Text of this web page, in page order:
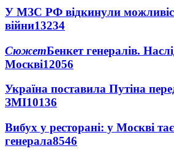
У МЗС РФ відкинули
війни13234
СюжетБенкет генералів.
Москві12056
Україна поставила Путіна
ЗМІ10136
Вибух у ресторані: у Москві
генерала8546